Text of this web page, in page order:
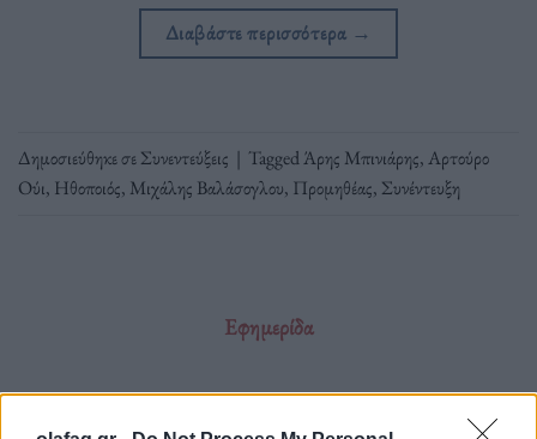
Διαβάστε περισσότερα →
Δημοσιεύθηκε σεΣυνεντεύξεις | TaggedΆρης Μπινιάρης,Αρτούρο
Ούι, Ηθοποιός, Μιχάλης Βαλάσογλου, Προμηθέας, Συνέντευξη
Εφημερίδα